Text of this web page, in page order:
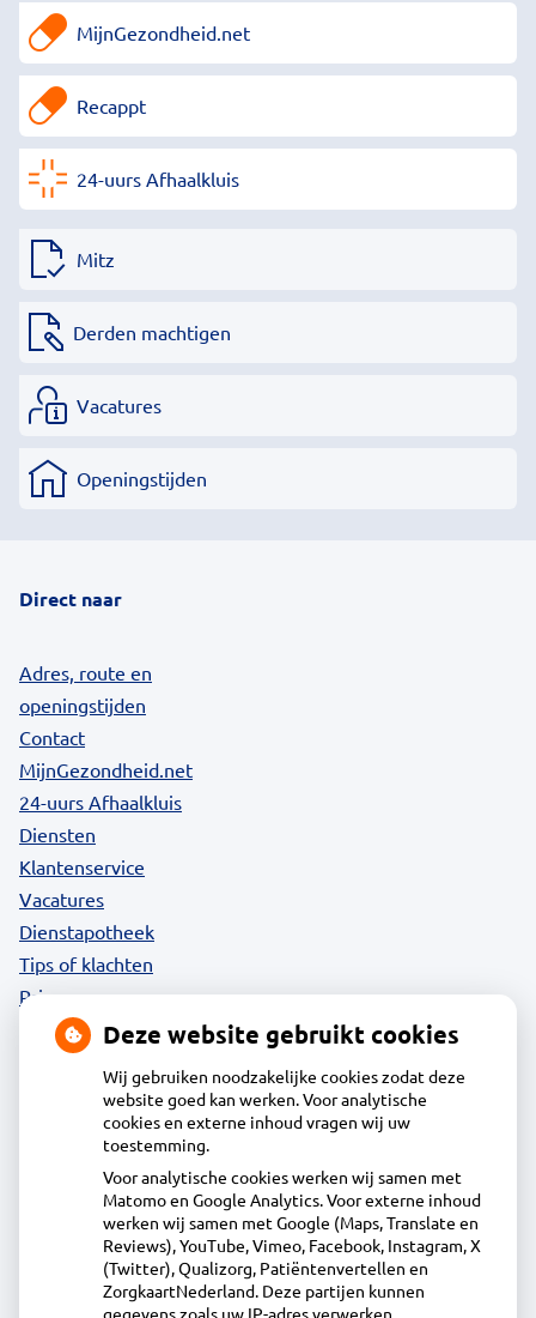
MijnGezondheid.net
Recappt
24-uurs Afhaalkluis
Mitz
Derden machtigen
Vacatures
Openingstijden
Direct naar
Adres, route en
openingstijden
Contact
MijnGezondheid.net
24-uurs Afhaalkluis
Diensten
Klantenservice
Vacatures
Dienstapotheek
Tips of klachten
Privacy
Acdapha Apotheek Waterland-Oost
Heideweg 1B, 1132DA Volendam
0299 - 36 83 24
info@apotheekwaterlandoost.nl
Inschrijven
Deze website gebruikt cookies
Wij gebruiken noodzakelijke cookies zodat deze
website goed kan werken. Voor analytische
cookies en externe inhoud vragen wij uw
toestemming.
Voor analytische cookies werken wij samen met
Matomo en Google Analytics. Voor externe inhoud
werken wij samen met Google (Maps, Translate en
Reviews), YouTube, Vimeo, Facebook, Instagram, X
(Twitter), Qualizorg, Patiëntenvertellen en
ZorgkaartNederland. Deze partijen kunnen
gegevens zoals uw IP-adres verwerken.